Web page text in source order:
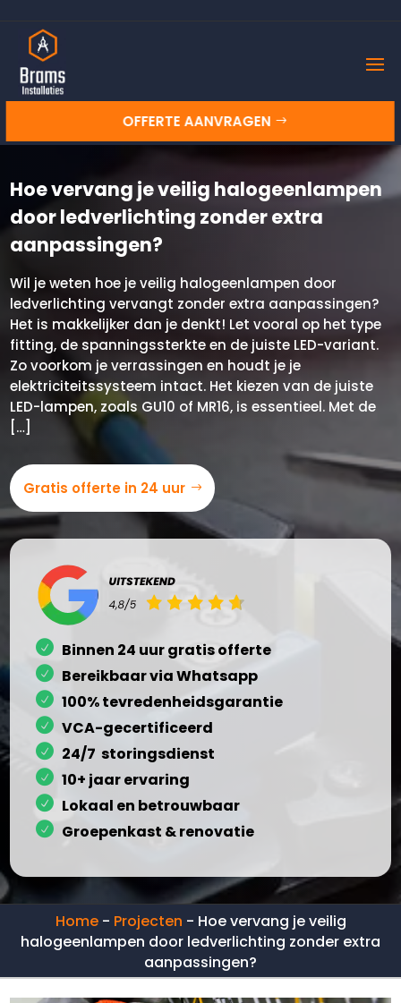
OFFERTE AANVRAGEN
Hoe vervang je veilig halogeenlampen
door ledverlichting zonder extra
aanpassingen?
Wil je weten hoe je veilig halogeenlampen door
ledverlichting vervangt zonder extra aanpassingen?
Het is makkelijker dan je denkt! Let vooral op het type
fitting, de spanningssterkte en de juiste LED-variant.​
Zo voorkom je verrassingen en houdt je je
elektriciteitssysteem intact.​ Het kiezen van de juiste
LED-lampen, zoals GU10 of MR16, is essentieel.​ Met de
[…]
Gratis offerte in 24 uur
Binnen 24 uur gratis offerte
Bereikbaar via Whatsapp
100% tevredenheidsgarantie
VCA-gecertificeerd
24/7 storingsdienst
10+ jaar ervaring
Lokaal en betrouwbaar
Groepenkast & renovatie
Home- Projecten - Hoe vervang je veilig
halogeenlampen door ledverlichting zonder extra
aanpassingen?